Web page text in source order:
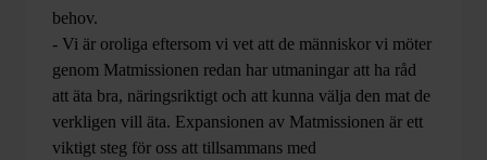
behov.
- Vi är oroliga eftersom vi vet att de människor vi möter
genom Matmissionen redan har utmaningar att ha råd
att äta bra, näringsriktigt och att kunna välja den mat de
verkligen vill äta. Expansionen av Matmissionen är ett
viktigt steg för oss att tillsammans med